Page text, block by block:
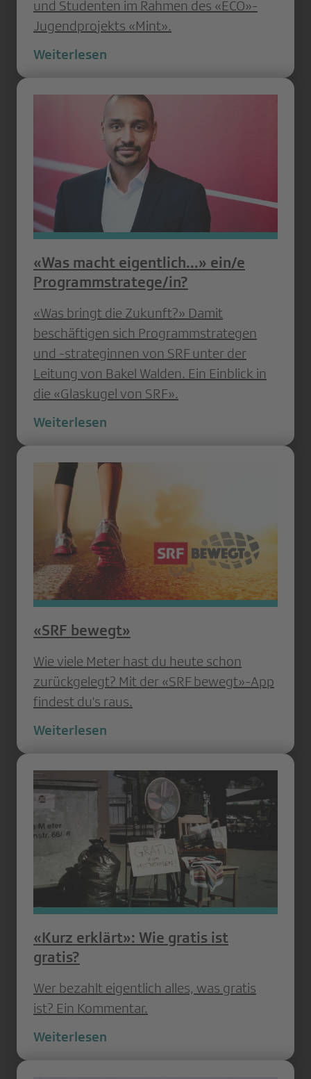
und Studenten im Rahmen des «ECO»-
Jugendprojekts «Mint».
Weiterlesen
«Was macht eigentlich...» ein/e
Programmstratege/in?
«Was bringt die Zukunft?» Damit
beschäftigen sich Programmstrategen
und -strateginnen von SRF unter der
Leitung von Bakel Walden. Ein Einblick in
die «Glaskugel von SRF».
Weiterlesen
«SRF bewegt»
Wie viele Meter hast du heute schon
zurückgelegt? Mit der «SRF bewegt»-App
findest du's raus.
Weiterlesen
«Kurz erklärt»: Wie gratis ist
gratis?
Wer bezahlt eigentlich alles, was gratis
ist? Ein Kommentar.
Weiterlesen